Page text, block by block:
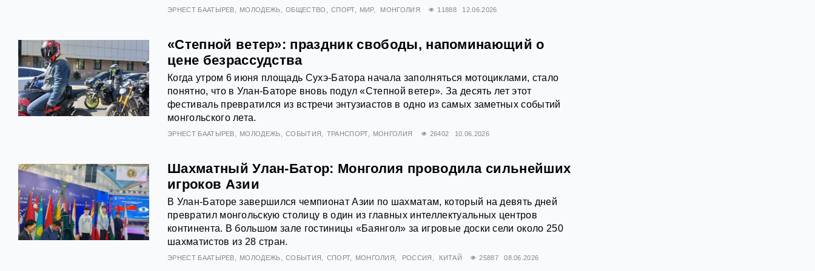
ЭРНЕСТ БААТЫРЕВ МОЛОДЕЖЬ ОБЩЕСТВО СПОРТ МИР МОНГОЛИЯ 11888 12.06.2026
«Степной ветер»: праздник свободы, напоминающий о
цене безрассудства
Когда утром 6 июня площадь Сухэ-Батора начала заполняться мотоциклами, стало
понятно, что в Улан-Баторе вновь подул «Степной ветер». За десять лет этот
фестиваль превратился из встречи энтузиастов в одно из самых заметных событий
монгольского лета.
ЭРНЕСТ БААТЫРЕВ МОЛОДЕЖЬ СОБЫТИЯ ТРАНСПОРТ МОНГОЛИЯ 26402 10.06.2026
Шахматный Улан-Батор: Монголия проводила сильнейших
игроков Азии
В Улан-Баторе завершился чемпионат Азии по шахматам, который на девять дней
превратил монгольскую столицу в один из главных интеллектуальных центров
континента. В большом зале гостиницы «Баянгол» за игровые доски сели около 250
шахматистов из 28 стран.
ЭРНЕСТ БААТЫРЕВ МОЛОДЕЖЬ СОБЫТИЯ СПОРТ МОНГОЛИЯ РОССИЯ КИТАЙ 25887 08.06.2026